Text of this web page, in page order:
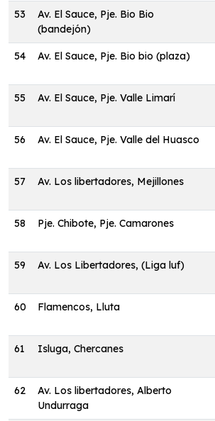
53
Av. El Sauce, Pje. Bio Bio
(bandejón)
54 Av. El Sauce, Pje. Bio bio (plaza)
55 Av. El Sauce, Pje. Valle Limarí
56 Av. El Sauce, Pje. Valle del Huasco
57 Av. Los libertadores, Mejillones
58 Pje. Chibote, Pje. Camarones
59 Av. Los Libertadores, (Liga luf)
60 Flamencos, Lluta
61 Isluga, Chercanes
62
Av. Los libertadores, Alberto
Undurraga